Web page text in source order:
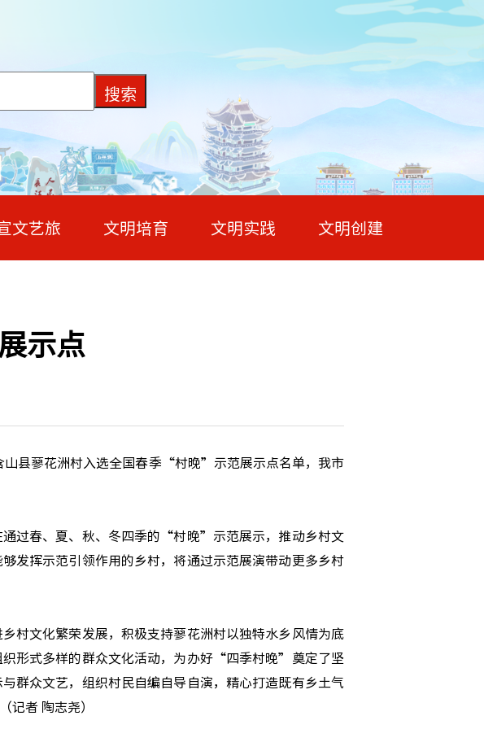
文艺旅 文明培育 文明实践 文明创建
示点
县蓼花洲村入选全国春季“村晚”示范展示点名单，我市
春、夏、秋、冬四季的“村晚”示范展示，推动乡村文
发挥示范引领作用的乡村，将通过示范展演带动更多乡村
文化繁荣发展，积极支持蓼花洲村以独特水乡风情为底
形式多样的群众文化活动，为办好“四季村晚”奠定了坚
群众文艺，组织村民自编自导自演，精心打造既有乡土气
记者 陶志尧）